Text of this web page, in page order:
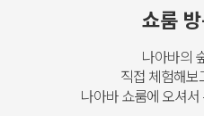
쇼룸
나아바의
직접 체험해보
나아바 쇼룸에 오셔